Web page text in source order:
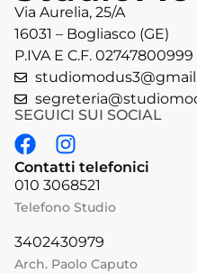
Via Aurelia, 25/A
16031 – Bogliasco (GE)
P.IVA E C.F. 02747800999
SEGUICI SUI SOCIAL
Contatti telefonici
010 3068521
Telefono Studio
3402430979
Arch. Paolo Caputo